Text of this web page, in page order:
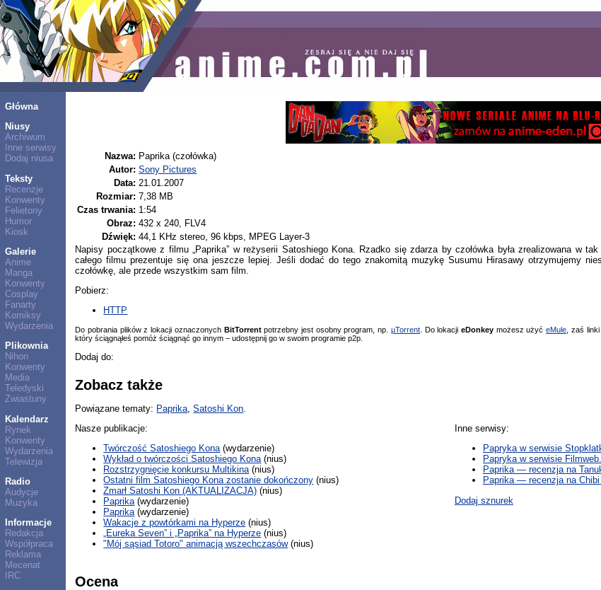
Główna
Niusy
Archiwum
Inne serwisy
Dodaj niusa
Teksty
Recenzje
Konwenty
Felietony
Humor
Kiosk
Galerie
Anime
Manga
Konwenty
Cosplay
Fanarty
Komiksy
Wydarzenia
Plikownia
Nihon
Konwenty
Media
Teledyski
Zwiastuny
Kalendarz
Rynek
Konwenty
Wydarzenia
Telewizja
Radio
Audycje
Muzyka
Informacje
Redakcja
Współpraca
Reklama
Mecenat
IRC
Nazwa: Paprika (czołówka)
Autor: Sony Pictures
Data: 21.01.2007
Rozmiar: 7,38 MB
Czas trwania: 1:54
Obraz: 432 x 240, FLV4
Dźwięk: 44,1 KHz stereo, 96 kbps, MPEG Layer-3
Napisy początkowe z filmu „Paprika” w reżyserii Satoshiego Kona. Rzadko się zdarza by czołówka była zrealizowana w
całego filmu prezentuje się ona jeszcze lepiej. Jeśli dodać do tego znakomitą muzykę Susumu Hirasawy otrzymujemy
czołówkę, ale przede wszystkim sam film.
Pobierz:
HTTP
Do pobrania plików z lokacji oznaczonych BitTorrentpotrzebny jest osobny program, np. µTorrent. Do lokacjieDonkey możesz użyćeMule , zaś
który ściągnąłeś pomóż ściągnąć go innym – udostępnij go w swoim programie p2p.
Dodaj do:
Zobacz także
Powiązane tematy: Paprika ,Satoshi Kon
Nasze publikacje:
Twórczość Satoshiego Kona(wydarzenie)
Wykład o twórczości Satoshiego Kona(nius)
Rozstrzygnięcie konkursu Multikina(nius)
Ostatni film Satoshiego Kona zostanie dokończony (nius)
Zmarł Satoshi Kon (AKTUALIZACJA) (nius)
Paprika(wydarzenie)
Paprika(wydarzenie)
Wakacje z powtórkami na Hyperze (nius)
„Eureka Seven” i „Paprika” na Hyperze (nius)
"Mój sąsiad Totoro" animacją wszechczasów(nius)
Inne serwisy:
Papryka w serwisie
Papryka w serwisie
Paprika — recenzja na
Paprika — recenzja na Chibi
Dodaj sznurek
Ocena